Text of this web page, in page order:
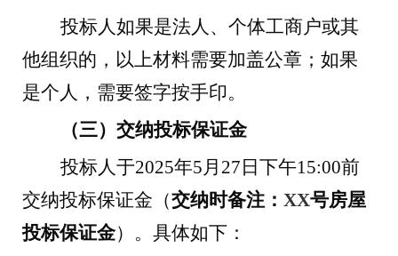
投标人如果是法人、个体工商户或其
他组织的，以上材料需要加盖公章；如果
是个人，需要签字按手印。
（三）交纳投标保证金
投标人于2025年5月 27 日下午15:00前
交纳投标保证金（交纳时备注： XX号房屋
投标保证金）。具体如下：